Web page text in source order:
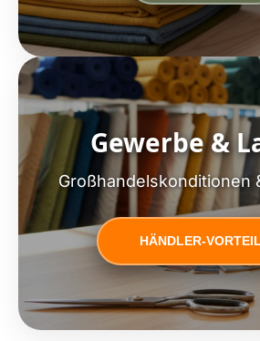
Gewerbe &
Großhandelskonditionen
HÄNDLER-